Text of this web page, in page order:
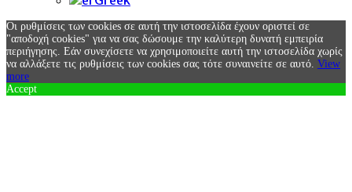
Οι ρυθμίσεις των cookies σε αυτή την ιστοσελίδα έχουν οριστεί σε
"αποδοχή cookies" για να σας δώσουμε την καλύτερη δυνατή εμπειρία
περιήγησης. Εάν συνεχίσετε να χρησιμοποιείτε αυτή την ιστοσελίδα χωρίς
να αλλάξετε τις ρυθμίσεις των cookies σας τότε συναινείτε σε αυτό. View
more
Accept